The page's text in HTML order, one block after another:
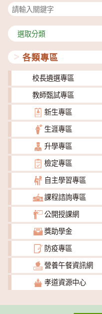
分
類
各類專區
校長遴選專區
教師甄試專區
新生專區
生涯專區
升學專區
檢定專區
自主學習專區
課程諮詢專區
公開授課網
獎助學金
防疫專區
營養午餐資訊網
孝道資源中心